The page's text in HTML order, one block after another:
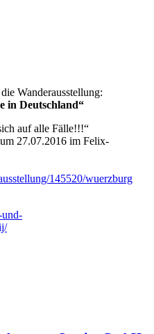
Wanderausstellung:
in Deutschland“
auf alle Fälle!!!“
27.07.2016 im Felix-
145520/wuerzburg
und-